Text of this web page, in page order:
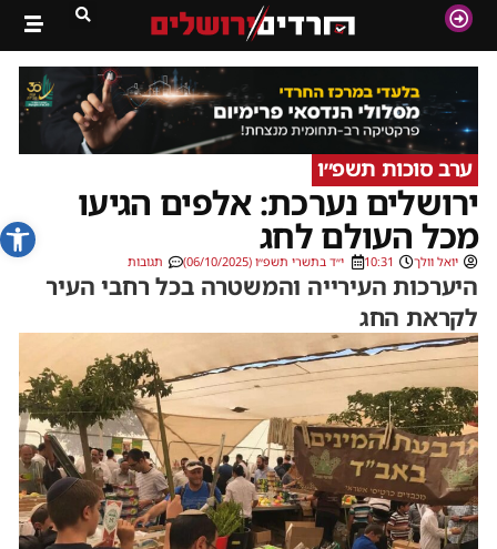
פתח
ערב סוכות תשפ״ו
ירושלים נערכת: אלפים הגיעו
מכל העולם לחג
יואל וולך 10:31 י״ד בתשרי תשפ״ו (06/10/2025) תגובות
היערכות העירייה והמשטרה בכל רחבי העיר
לקראת החג